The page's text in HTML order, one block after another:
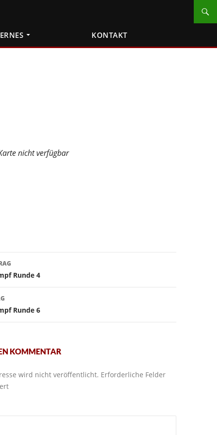
KONTAKT
nicht verfügbar
Runde 4
Runde 6
KOMMENTAR
wird nicht veröffentlicht. Erforderliche Felder